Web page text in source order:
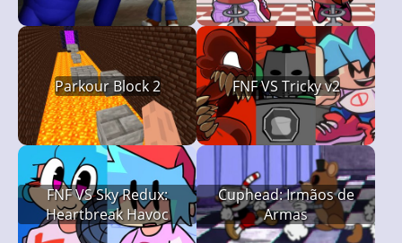
Parkour Block 2 FNF VS Tricky v2
FNF VS Sky Redux:
Heartbreak Havoc
Cuphead: Irmãos de
Armas